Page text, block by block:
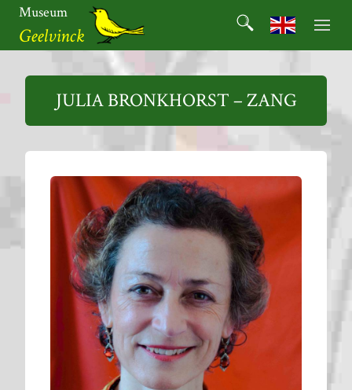
naar
de
Museum
Geelvinck
Geelvinck
Search
Search for:
JULIA BRONKHORST – ZANG